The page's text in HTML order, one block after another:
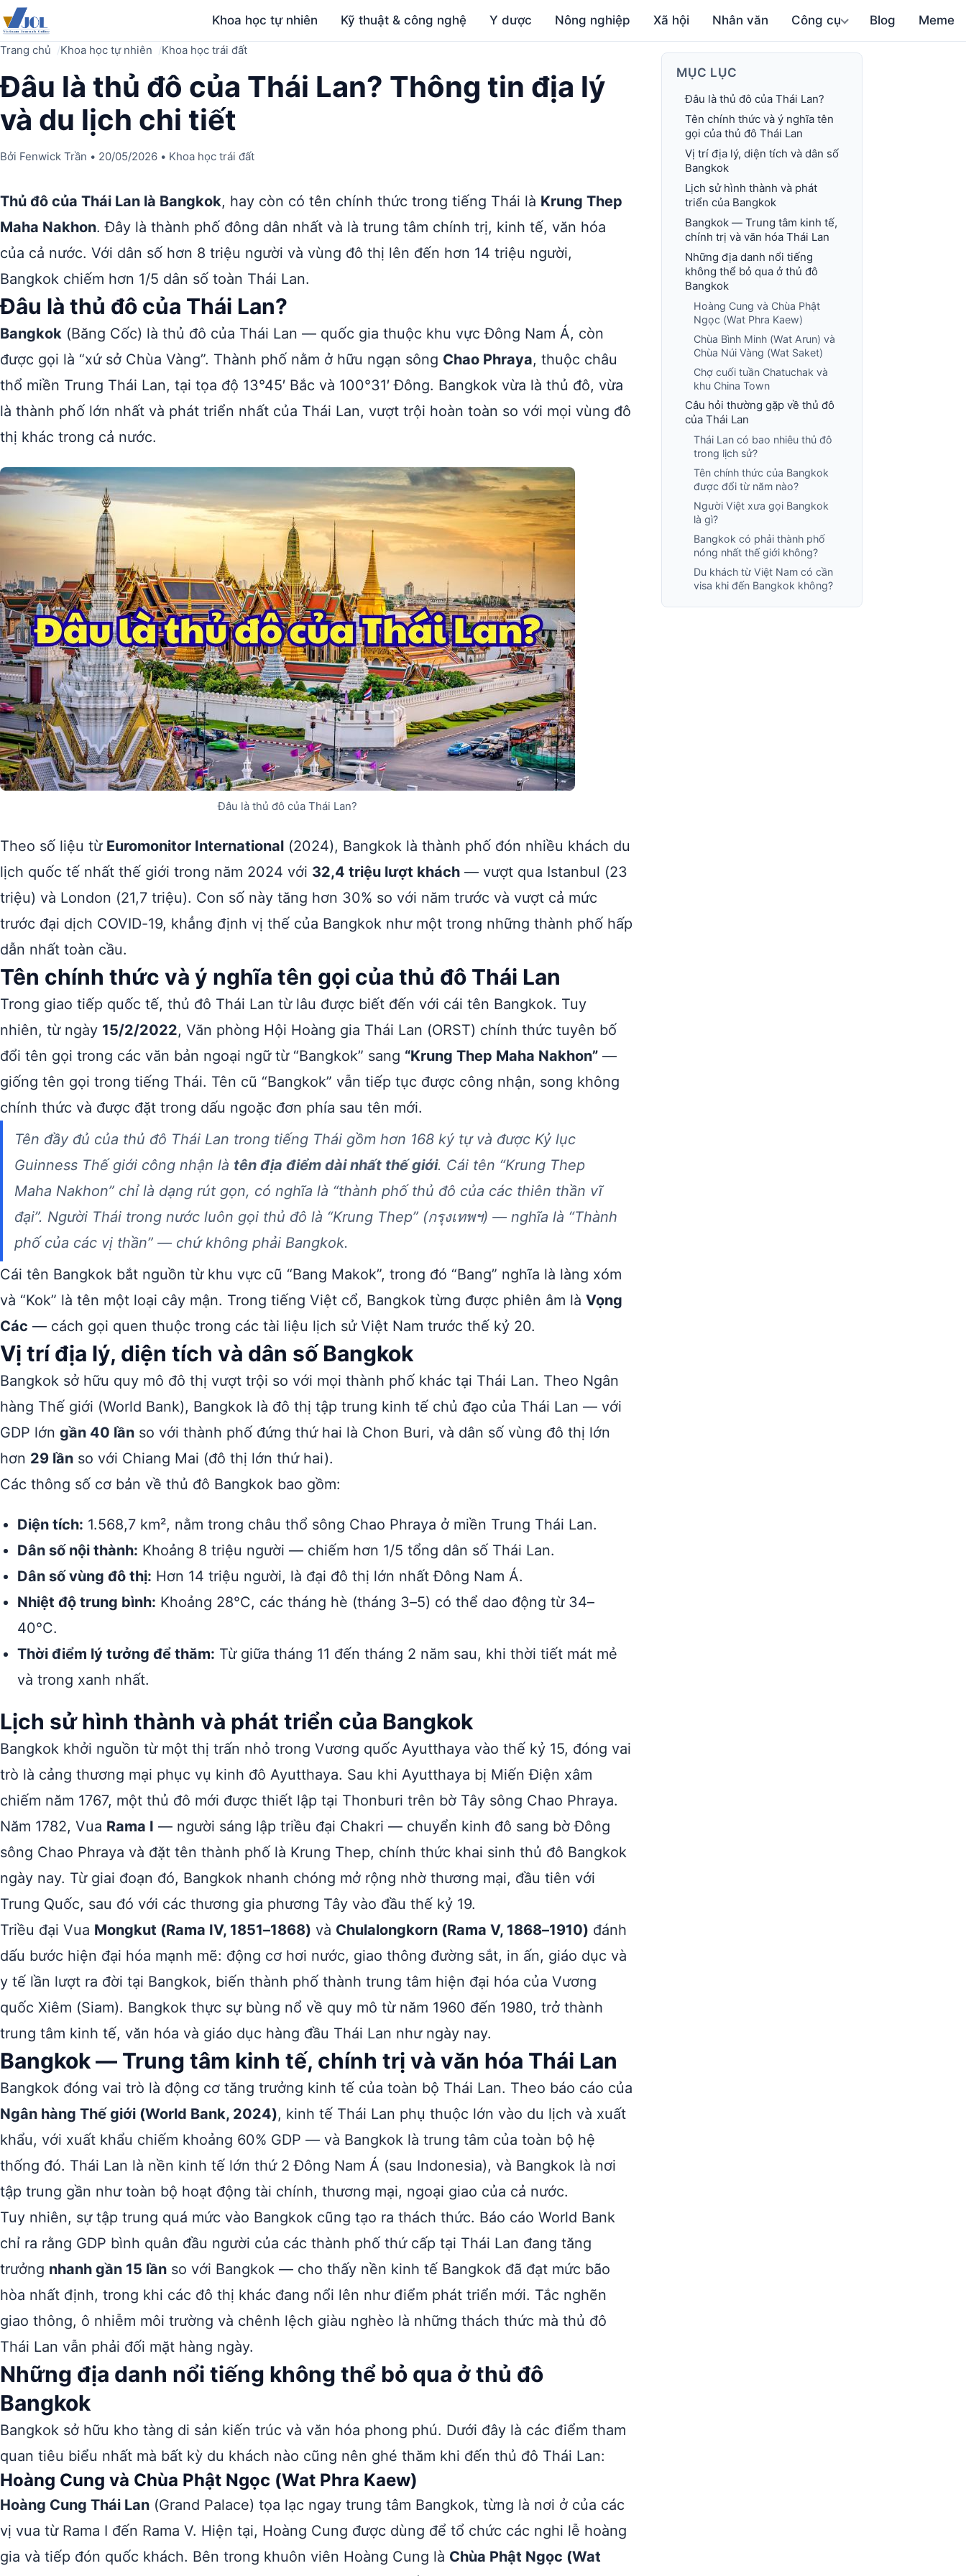
Khoa học tự nhiên Kỹ thuật & công nghệ Y dược Nông nghiệp Xã hội Nhân văn Công cụ Blog Meme
Trang chủ Khoa học tự nhiên Khoa học trái đất
Đâu là thủ đô của Thái Lan? Thông tin địa lý
và du lịch chi tiết
Bởi Fenwick Trần • 20/05/2026 • Khoa học trái đất
Thủ đô của Thái Lan là Bangkok, hay còn có tên chính thức trong tiếng Thái là Krung Thep
Maha Nakhon. Đây là thành phố đông dân nhất và là trung tâm chính trị, kinh tế, văn hóa
của cả nước. Với dân số hơn 8 triệu người và vùng đô thị lên đến hơn 14 triệu người,
Bangkok chiếm hơn 1/5 dân số toàn Thái Lan.
Đâu là thủ đô của Thái Lan?
Bangkok (Băng Cốc) là thủ đô của Thái Lan — quốc gia thuộc khu vực Đông Nam Á, còn
được gọi là “xứ sở Chùa Vàng”. Thành phố nằm ở hữu ngạn sông Chao Phraya, thuộc châu
thổ miền Trung Thái Lan, tại tọa độ 13°45′ Bắc và 100°31′ Đông. Bangkok vừa là thủ đô, vừa
là thành phố lớn nhất và phát triển nhất của Thái Lan, vượt trội hoàn toàn so với mọi vùng đô
thị khác trong cả nước.
Đâu là thủ đô của Thái Lan?
Theo số liệu từ Euromonitor International (2024), Bangkok là thành phố đón nhiều khách du
lịch quốc tế nhất thế giới trong năm 2024 với 32,4 triệu lượt khách — vượt qua Istanbul (23
triệu) và London (21,7 triệu). Con số này tăng hơn 30% so với năm trước và vượt cả mức
trước đại dịch COVID-19, khẳng định vị thế của Bangkok như một trong những thành phố hấp
dẫn nhất toàn cầu.
Tên chính thức và ý nghĩa tên gọi của thủ đô Thái Lan
Trong giao tiếp quốc tế, thủ đô Thái Lan từ lâu được biết đến với cái tên Bangkok. Tuy
nhiên, từ ngày 15/2/2022, Văn phòng Hội Hoàng gia Thái Lan (ORST) chính thức tuyên bố
đổi tên gọi trong các văn bản ngoại ngữ từ “Bangkok” sang “Krung Thep Maha Nakhon” —
giống tên gọi trong tiếng Thái. Tên cũ “Bangkok” vẫn tiếp tục được công nhận, song không
chính thức và được đặt trong dấu ngoặc đơn phía sau tên mới.
Tên đầy đủ của thủ đô Thái Lan trong tiếng Thái gồm hơn 168 ký tự và được Kỷ lục
Guinness Thế giới công nhận là tên địa điểm dài nhất thế giới. Cái tên “Krung Thep
Maha Nakhon” chỉ là dạng rút gọn, có nghĩa là “thành phố thủ đô của các thiên thần vĩ
đại”. Người Thái trong nước luôn gọi thủ đô là “Krung Thep” (กรุงเทพฯ) — nghĩa là “Thành
phố của các vị thần” — chứ không phải Bangkok.
Cái tên Bangkok bắt nguồn từ khu vực cũ “Bang Makok”, trong đó “Bang” nghĩa là làng xóm
và “Kok” là tên một loại cây mận. Trong tiếng Việt cổ, Bangkok từng được phiên âm là Vọng
Các — cách gọi quen thuộc trong các tài liệu lịch sử Việt Nam trước thế kỷ 20.
Vị trí địa lý, diện tích và dân số Bangkok
Bangkok sở hữu quy mô đô thị vượt trội so với mọi thành phố khác tại Thái Lan. Theo Ngân
hàng Thế giới (World Bank), Bangkok là đô thị tập trung kinh tế chủ đạo của Thái Lan — với
GDP lớn gần 40 lần so với thành phố đứng thứ hai là Chon Buri, và dân số vùng đô thị lớn
hơn 29 lần so với Chiang Mai (đô thị lớn thứ hai).
Các thông số cơ bản về thủ đô Bangkok bao gồm:
Diện tích: 1.568,7 km², nằm trong châu thổ sông Chao Phraya ở miền Trung Thái Lan.
Dân số nội thành: Khoảng 8 triệu người — chiếm hơn 1/5 tổng dân số Thái Lan.
Dân số vùng đô thị: Hơn 14 triệu người, là đại đô thị lớn nhất Đông Nam Á.
Nhiệt độ trung bình: Khoảng 28°C, các tháng hè (tháng 3–5) có thể dao động từ 34–
40°C.
Thời điểm lý tưởng để thăm: Từ giữa tháng 11 đến tháng 2 năm sau, khi thời tiết mát mẻ
và trong xanh nhất.
Lịch sử hình thành và phát triển của Bangkok
Bangkok khởi nguồn từ một thị trấn nhỏ trong Vương quốc Ayutthaya vào thế kỷ 15, đóng vai
trò là cảng thương mại phục vụ kinh đô Ayutthaya. Sau khi Ayutthaya bị Miến Điện xâm
chiếm năm 1767, một thủ đô mới được thiết lập tại Thonburi trên bờ Tây sông Chao Phraya.
Năm 1782, Vua Rama I — người sáng lập triều đại Chakri — chuyển kinh đô sang bờ Đông
sông Chao Phraya và đặt tên thành phố là Krung Thep, chính thức khai sinh thủ đô Bangkok
ngày nay. Từ giai đoạn đó, Bangkok nhanh chóng mở rộng nhờ thương mại, đầu tiên với
Trung Quốc, sau đó với các thương gia phương Tây vào đầu thế kỷ 19.
Triều đại Vua Mongkut (Rama IV, 1851–1868) và Chulalongkorn (Rama V, 1868–1910) đánh
dấu bước hiện đại hóa mạnh mẽ: động cơ hơi nước, giao thông đường sắt, in ấn, giáo dục và
y tế lần lượt ra đời tại Bangkok, biến thành phố thành trung tâm hiện đại hóa của Vương
quốc Xiêm (Siam). Bangkok thực sự bùng nổ về quy mô từ năm 1960 đến 1980, trở thành
trung tâm kinh tế, văn hóa và giáo dục hàng đầu Thái Lan như ngày nay.
Bangkok — Trung tâm kinh tế, chính trị và văn hóa Thái Lan
Bangkok đóng vai trò là động cơ tăng trưởng kinh tế của toàn bộ Thái Lan. Theo báo cáo của
Ngân hàng Thế giới (World Bank, 2024), kinh tế Thái Lan phụ thuộc lớn vào du lịch và xuất
khẩu, với xuất khẩu chiếm khoảng 60% GDP — và Bangkok là trung tâm của toàn bộ hệ
thống đó. Thái Lan là nền kinh tế lớn thứ 2 Đông Nam Á (sau Indonesia), và Bangkok là nơi
tập trung gần như toàn bộ hoạt động tài chính, thương mại, ngoại giao của cả nước.
Tuy nhiên, sự tập trung quá mức vào Bangkok cũng tạo ra thách thức. Báo cáo World Bank
chỉ ra rằng GDP bình quân đầu người của các thành phố thứ cấp tại Thái Lan đang tăng
trưởng nhanh gần 15 lần so với Bangkok — cho thấy nền kinh tế Bangkok đã đạt mức bão
hòa nhất định, trong khi các đô thị khác đang nổi lên như điểm phát triển mới. Tắc nghẽn
giao thông, ô nhiễm môi trường và chênh lệch giàu nghèo là những thách thức mà thủ đô
Thái Lan vẫn phải đối mặt hàng ngày.
Những địa danh nổi tiếng không thể bỏ qua ở thủ đô
Bangkok
Bangkok sở hữu kho tàng di sản kiến trúc và văn hóa phong phú. Dưới đây là các điểm tham
quan tiêu biểu nhất mà bất kỳ du khách nào cũng nên ghé thăm khi đến thủ đô Thái Lan:
Hoàng Cung và Chùa Phật Ngọc (Wat Phra Kaew)
Hoàng Cung Thái Lan (Grand Palace) tọa lạc ngay trung tâm Bangkok, từng là nơi ở của các
vị vua từ Rama I đến Rama V. Hiện tại, Hoàng Cung được dùng để tổ chức các nghi lễ hoàng
gia và tiếp đón quốc khách. Bên trong khuôn viên Hoàng Cung là Chùa Phật Ngọc (Wat
MỤC LỤC
Đâu là thủ đô của Thái Lan?
Tên chính thức và ý nghĩa tên
gọi của thủ đô Thái Lan
Vị trí địa lý, diện tích và dân số
Bangkok
Lịch sử hình thành và phát
triển của Bangkok
Bangkok — Trung tâm kinh tế,
chính trị và văn hóa Thái Lan
Những địa danh nổi tiếng
không thể bỏ qua ở thủ đô
Bangkok
Hoàng Cung và Chùa Phật
Ngọc (Wat Phra Kaew)
Chùa Bình Minh (Wat Arun) và
Chùa Núi Vàng (Wat Saket)
Chợ cuối tuần Chatuchak và
khu China Town
Câu hỏi thường gặp về thủ đô
của Thái Lan
Thái Lan có bao nhiêu thủ đô
trong lịch sử?
Tên chính thức của Bangkok
được đổi từ năm nào?
Người Việt xưa gọi Bangkok
là gì?
Bangkok có phải thành phố
nóng nhất thế giới không?
Du khách từ Việt Nam có cần
visa khi đến Bangkok không?